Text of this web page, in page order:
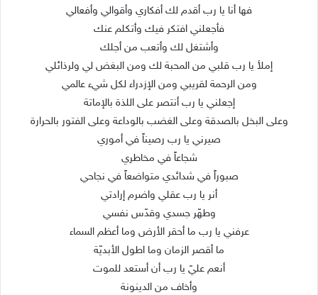
فها أنا يا رب أقدم لك أفكاري وأقوالي وأفعالي
فأجعلني افتكر فيك وأتكلم عنك
وأشتغل لك وأتعب من أجلك
إملأ يا رب قلبي من المحبة لك ومن البغض لي ولرذائلي
ومن الرحمة لقريبي ومن الإزدراء لكل شيء عالمي
إجعلني يا رب أنتصر على اللذة بالإماتة
وعلى البخل بالصدقة وعلى الغضب بالوداعة وعلى الفتور بالحرارة
صيرني يا رب رصيناً في أموري
شجاعاً في مخاطري
صبوراً في شدائدي متواضعاً في نجاحي
أنر يا رب عقلي واضرم إرادتي
وطهّر جسدي وقدّس نفسي
عرفني يا رب ما أحقر الأرض وما أعظم السماء
ما أقصر الزمان وما اطول الأبديّة
أنعم عليّ يا رب أن أستعد للموت
وأخاف من الدينونة